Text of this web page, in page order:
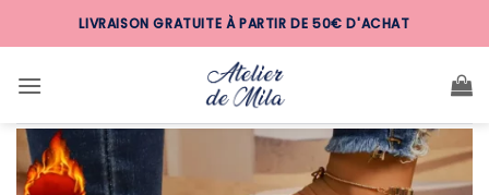
LIVRAISON GRATUITE À PARTIR DE 50€ D'ACHAT